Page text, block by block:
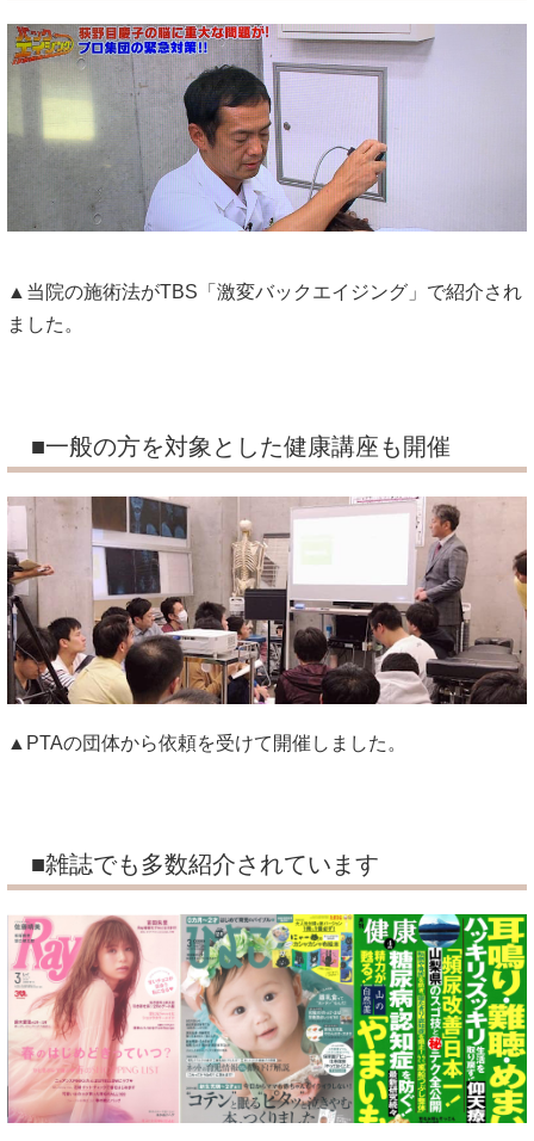
▲当院の施術法がTBS「激変バックエイジング」で紹介され
ました。
■一般の方を対象とした健康講座も開催
▲PTAの団体から依頼を受けて開催しました。
■雑誌でも多数紹介されています